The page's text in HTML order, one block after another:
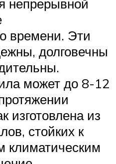
непрерывной
времени. Эти
долговечны
может до 8-12
изготовлена из
стойких к
климатическим